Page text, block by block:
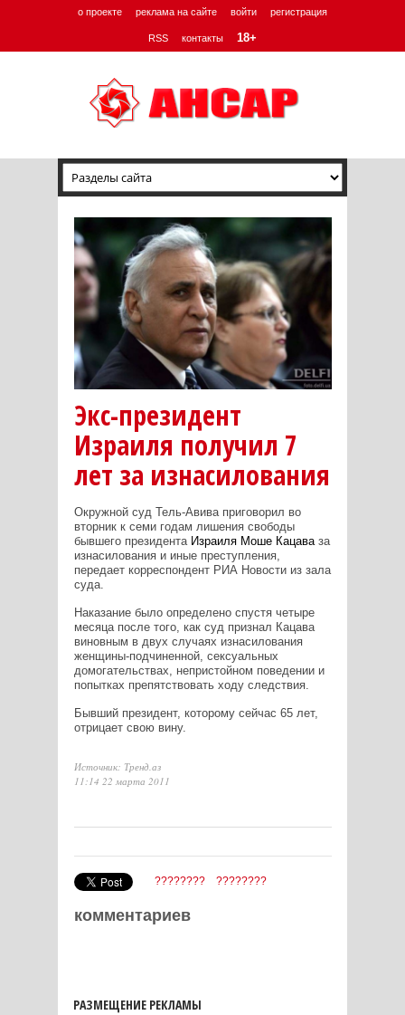
о проекте реклама на сайте войти регистрация
RSS контакты 18+
Экс-президент
Израиля получил 7
лет за изнасилования
Окружной суд Тель-Авива приговорил во
вторник к семи годам лишения свободы
бывшего президента Израиля Моше Кацава за
изнасилования и иные преступления,
передает корреспондент РИА Новости из зала
суда.
Наказание было определено спустя четыре
месяца после того, как суд признал Кацава
виновным в двух случаях изнасилования
женщины-подчиненной, сексуальных
домогательствах, непристойном поведении и
попытках препятствовать ходу следствия.
Бывший президент, которому сейчас 65 лет,
отрицает свою вину.
Источник: Тренд.аз
11:14 22 марта 2011
???????? ????????
комментариев
РАЗМЕЩЕНИЕ РЕКЛАМЫ